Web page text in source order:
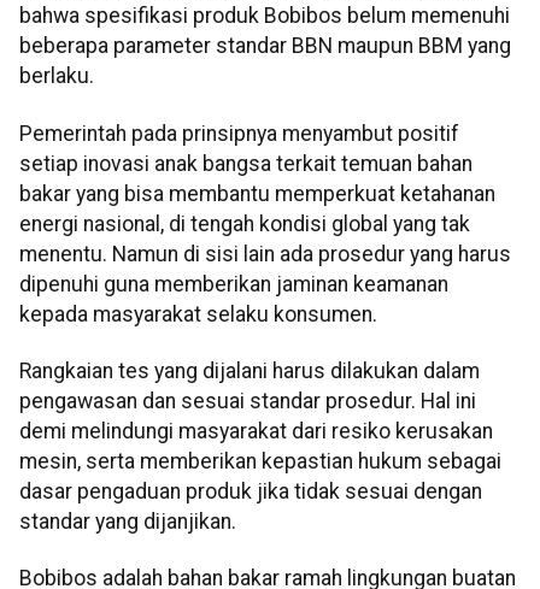
bahwa spesifikasi produk Bobibos belum memenuhi
beberapa parameter standar BBN maupun BBM yang
berlaku.
Pemerintah pada prinsipnya menyambut positif
setiap inovasi anak bangsa terkait temuan bahan
bakar yang bisa membantu memperkuat ketahanan
energi nasional, di tengah kondisi global yang tak
menentu. Namun di sisi lain ada prosedur yang harus
dipenuhi guna memberikan jaminan keamanan
kepada masyarakat selaku konsumen.
Rangkaian tes yang dijalani harus dilakukan dalam
pengawasan dan sesuai standar prosedur. Hal ini
demi melindungi masyarakat dari resiko kerusakan
mesin, serta memberikan kepastian hukum sebagai
dasar pengaduan produk jika tidak sesuai dengan
standar yang dijanjikan.
Bobibos adalah bahan bakar ramah lingkungan buatan